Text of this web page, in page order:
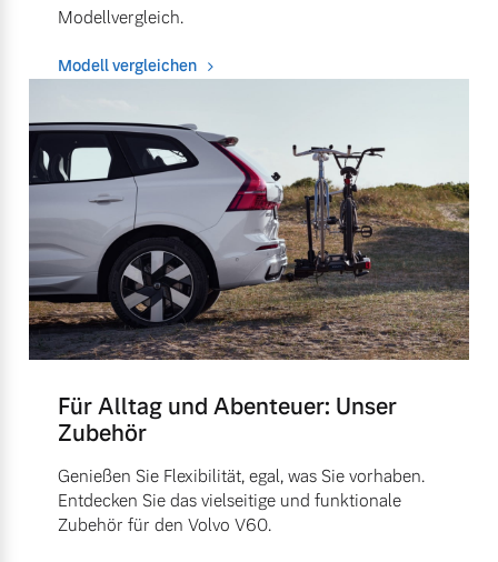
Modellvergleich.
Modell vergleichen
Für Alltag und Abenteuer: Unser
Zubehör
Genießen Sie Flexibilität, egal, was Sie vorhaben.
Entdecken Sie das vielseitige und funktionale
Zubehör für den Volvo V60.